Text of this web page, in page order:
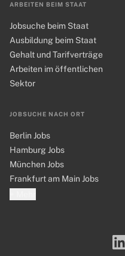
ARBEITEN BEIM STAAT
Jobsuche beim Staat
Ausbildung beim Staat
Gehalt und Tarifverträge
Arbeiten im öffentlichen
Sektor
JOBSUCHE NACH ORT
Berlin Jobs
Hamburg Jobs
München Jobs
Frankfurt am Main Jobs